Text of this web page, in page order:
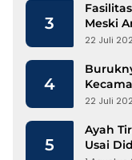
3
Meski
22 Juli
4
22 Juli
5
Ayah
Usai